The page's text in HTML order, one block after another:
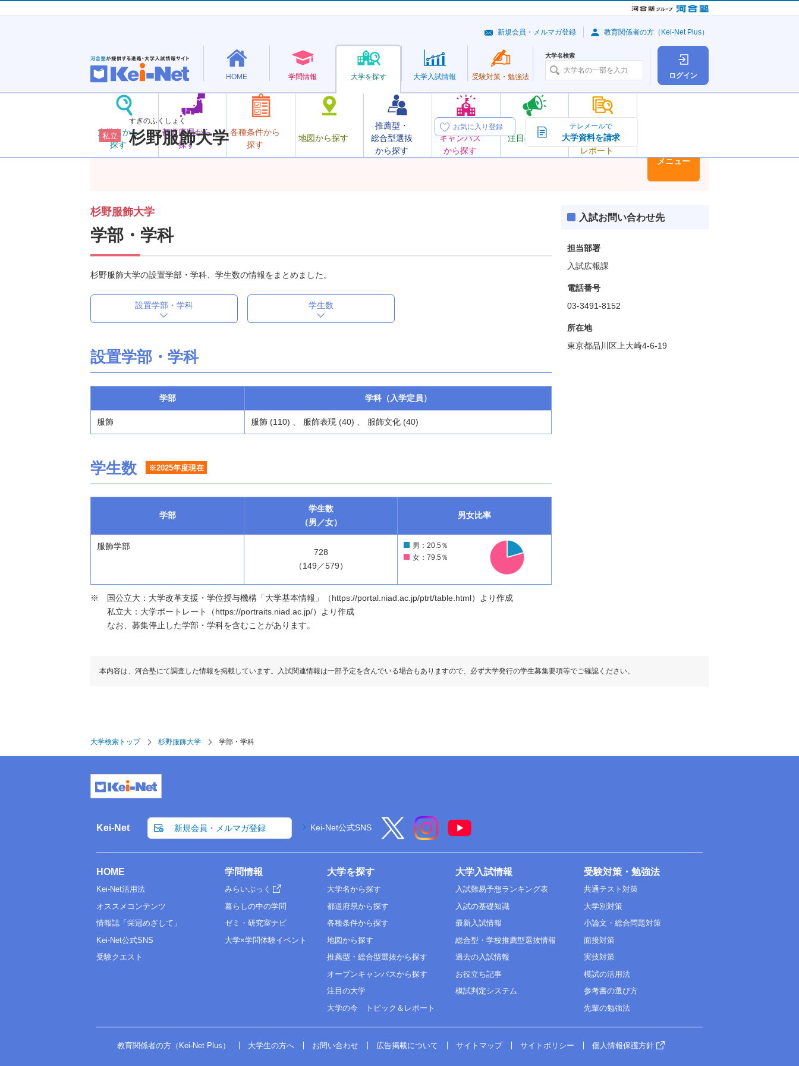
ログイン
HOME 学問情報 大学を探す
大学名から
探す
都道府県から
探す
各種条件から
探す
地図から探す
推薦型・
総合型選抜
から探す
オープン
キャンパス
から探す
注目の大学
大学の今
トピック＆
レポート
大学入試情報 受験対策・ 勉強法
大学名検索
新規会員・メルマガ登録 教育関係者の方（Kei-Net Plus）
私立
すぎのふくしょく
杉野服飾大学
お気に入り登録 テレメールで
大学資料を請求
メニュー
杉野服飾大学
学部・学科
杉野服飾大学の設置学部・学科、学生数の情報をまとめました。
設置学部・学科 学生数
設置学部・学科
学部 学科（入学定員）
服飾 服飾 (110) 、 服飾表現 (40) 、 服飾文化 (40)
学生数 ※2025年度現在
学部
学生数
（男／女）
男女比率
服飾学部
728
（149／579）
男：20.5％
女：79.5％
国公立大：大学改革支援・学位授与機構「大学基本情報」（https://portal.niad.ac.jp/ptrt/table.html）より作成
私立大：大学ポートレート（https://portraits.niad.ac.jp/）より作成
なお、募集停止した学部・学科を含むことがあります。
入試お問い合わせ先
担当部署
入試広報課
電話番号
03-3491-8152
所在地
東京都品川区上大崎4-6-19
本内容は、河合塾にて調査した情報を掲載しています。入試関連情報は一部予定を含んでいる場合もありますので、必ず大学発行の学生募集要項等でご確認ください。
大学検索トップ 杉野服飾大学 学部・学科
Kei-Net 新規会員・メルマガ登録 Kei-Net公式SNS
HOME
Kei-Net活用法
オススメコンテンツ
情報誌「栄冠めざして」
Kei-Net公式SNS
受験クエスト
学問情報
みらいぶっく
暮らしの中の学問
ゼミ・研究室ナビ
大学×学問体験イベント
大学を探す
大学名から探す
都道府県から探す
各種条件から探す
地図から探す
推薦型・総合型選抜から探す
オープンキャンパスから探す
注目の大学
大学の今 トピック＆レポート
大学入試情報
入試難易予想ランキング表
入試の基礎知識
最新入試情報
総合型・学校推薦型選抜情報
過去の入試情報
お役立ち記事
模試判定システム
受験対策・勉強法
共通テスト対策
大学別対策
小論文・総合問題対策
面接対策
実技対策
模試の活用法
参考書の選び方
先輩の勉強法
教育関係者の方（Kei-Net Plus） 大学生の方へ お問い合わせ 広告掲載について サイトマップ サイトポリシー 個人情報保護方針